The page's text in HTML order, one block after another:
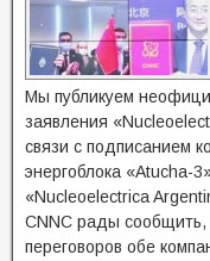
Мы публикуем
заявления
связи с подписанием
энергоблока «Atucha-
«Nucleoelectrica
CNNC рады сообщить,
переговоров обе